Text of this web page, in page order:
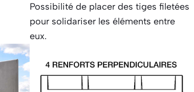
Possibilité de placer des tiges filetées
pour solidariser les éléments entre
eux.